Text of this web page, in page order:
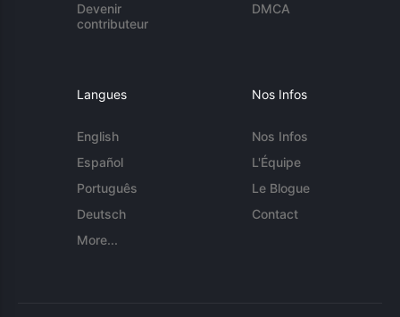
Devenir
contributeur
DMCA
Langues
English
Español
Português
Deutsch
More...
Nos Infos
Nos Infos
L'Équipe
Le Blogue
Contact